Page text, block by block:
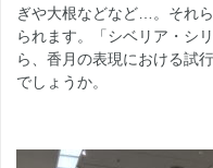
ぎや大根などなど…。それ
られます。「シベリア・シ
ら、香月の表現における試
でしょうか。